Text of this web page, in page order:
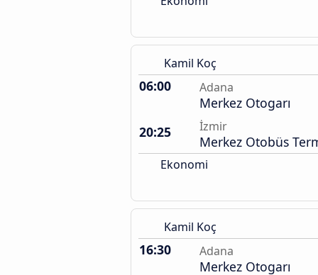
Kamil Koç
06:00 Adana
Merkez Otogarı
20:25
İzmir
Merkez Otobüs
Ekonomi
Kamil Koç
16:30 Adana
Merkez Otogarı